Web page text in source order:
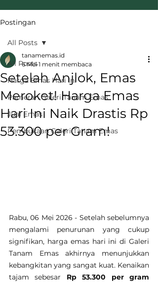
Postingan
All Posts
Harga Emas Hari Ini
Pameran Galeri Tanam Emas
Jual Emas
Pembukaan Galeri Tanam Emas
All Posts
Setelah Anjlok, Emas
Meroket! Harga Emas
Hari Ini Naik Drastis Rp
53.300 per Gram!
tanamemas.id
6 Mei 1 menit membaca
Rabu, 06 Mei 2026 - Setelah sebelumnya
mengalami penurunan yang cukup
signifikan, harga emas hari ini di Galeri
Tanam Emas akhirnya menunjukkan
kebangkitan yang sangat kuat. Kenaikan
tajam sebesar Rp 53.300 per gram